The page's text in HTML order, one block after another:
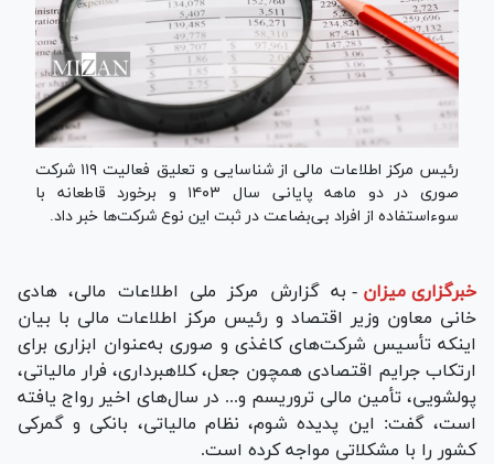
رئیس مرکز اطلاعات مالی از شناسایی و تعلیق فعالیت ۱۱۹ شرکت
صوری در دو ماهه پایانی سال ۱۴۰۳ و برخورد قاطعانه با
سوءاستفاده از افراد بی‌بضاعت در ثبت این نوع شرکت‌ها خبر داد.
خبرگزاری میزان - به گزارش مرکز ملی اطلاعات مالی، هادی
خانی معاون وزیر اقتصاد و رئیس مرکز اطلاعات مالی با بیان
اینکه تأسیس شرکت‌های کاغذی و صوری به‌عنوان ابزاری برای
ارتکاب جرایم اقتصادی همچون جعل، کلاهبرداری، فرار مالیاتی،
پولشویی، تأمین مالی تروریسم و... در سال‌های اخیر رواج یافته
است، گفت: این پدیده شوم، نظام مالیاتی، بانکی و گمرکی
کشور را با مشکلاتی مواجه کرده است.